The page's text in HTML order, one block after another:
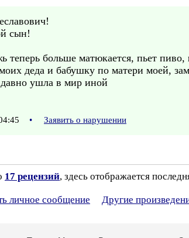
сын!
больше матюкается, пьет пиво,
деда и бабушку по матери моей,
ушла в мир иной
• Заявить о нарушении
17 рецензий, здесь отображается
личное сообщение Другие